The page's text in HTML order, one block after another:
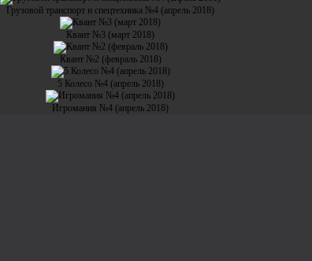
Грузовой транспорт и cпецтехника №4 (апрель 2018)
Квант №3 (март 2018)
Квант №2 (февраль 2018)
5 Колесо №4 (апрель 2018)
Игромания №4 (апрель 2018)